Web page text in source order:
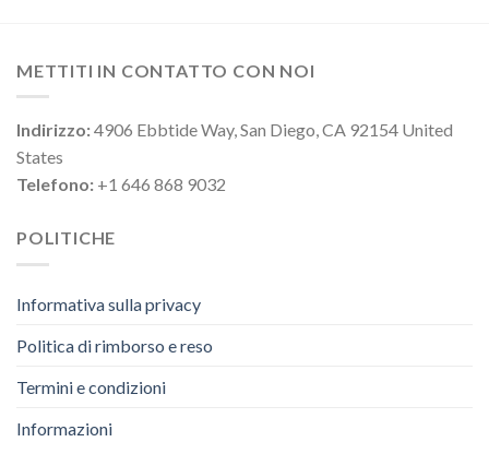
METTITI IN CONTATTO CON NOI
Indirizzo:4906 Ebbtide Way, San Diego, CA 92154 United
States
Telefono: +1 646 868 9032
POLITICHE
Informativa sulla privacy
Politica di rimborso e reso
Termini e condizioni
Informazioni